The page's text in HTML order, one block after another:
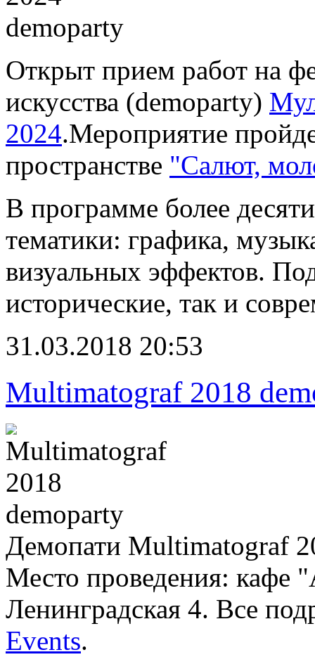
Открыт прием работ на
искусства (demoparty)
2024.Мероприятие
пространстве "Салют,
В программе более
тематики: графика,
визуальных эффектов.
исторические, так и
31.03.2018 20:53
Multimatograf 2018
Демопати Multimatograf
Место проведения: кафе
Ленинградская 4. Все
Events.